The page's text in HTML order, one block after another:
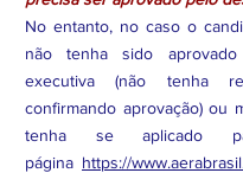
No entanto, no caso o
não tenha sido
executiva (não tenha
confirmando aprovação) ou
tenha se aplicado
página https://